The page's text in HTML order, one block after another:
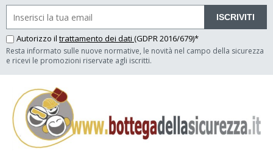
ISCRIVITI
Autorizzo il trattamento dei dati (GDPR 2016/679)*
Resta informato sulle nuove normative, le novità nel campo della sicurezza
e ricevi le promozioni riservate agli iscritti.